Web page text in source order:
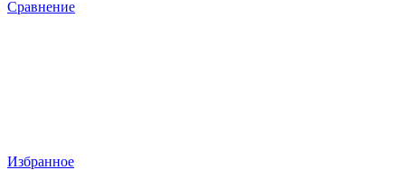
Сравнение
Избранное